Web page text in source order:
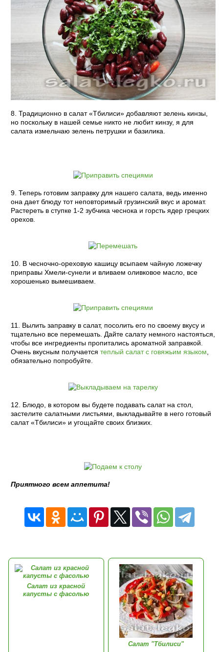
8. Традиционно в салат «Тбилиси» добавляют зелень кинзы,
но поскольку в нашей семье никто не любит кинзу, я для
салата измельчаю зелень петрушки и базилика.
9. Теперь готовим заправку для нашего салата, ведь именно
она дает блюду тот неповторимый грузинский вкус и аромат.
Растереть в ступке 1-2 зубчика чеснока и горсть ядер грецких
орехов.
10. В чесночно-ореховую кашицу всыпаем чайную ложечку
приправы Хмели-сунели и вливаем оливковое масло, все
хорошенько вымешиваем.
11. Вылить заправку в салат, посолить его по своему вкусу и
тщательно все перемешать. Дайте салату немного настояться,
чтобы все ингредиенты пропитались ароматной заправкой.
Очень вкусным получается теплый салат с говяжьим языком,
обязательно попробуйте.
12. Блюдо, в котором вы будете подавать салат на стол,
застелите салатными листьями, выкладывайте в него готовый
салат «Тбилиси» и угощайте своих близких.
Приятного всем аппетита!
Салат из красной
капусты с фасолью
Салат "Тбилиси"